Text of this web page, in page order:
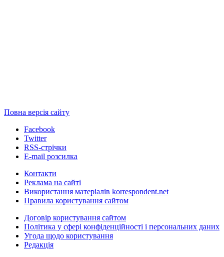
Повна версія сайту
Facebook
Twitter
RSS-стрічки
E-mail розсилка
Контакти
Реклама на сайті
Використання матеріалів korrespondent.net
Правила користування сайтом
Договір користування сайтом
Політика у сфері конфіденційності і персональних даних
Угода щодо користування
Редакція